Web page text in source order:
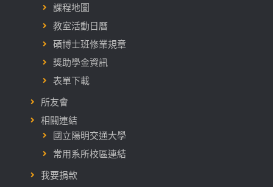
課程地圖
教室活動日曆
碩博士班修業規章
獎助學金資訊
表單下載
所友會
相關連結
國立陽明交通大學
常用系所校區連結
我要捐款